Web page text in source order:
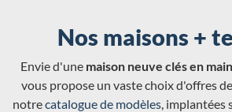
Nos maisons +
Envie d'une maison neuve clés en main
vous propose un vaste choix d'offres
notrecatalogue de modèles, implantées